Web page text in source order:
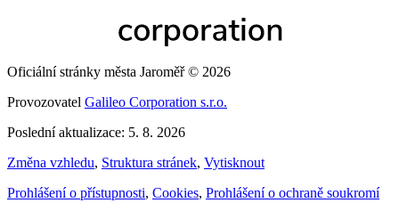
Oficiální stránky města Jaroměř © 2026
Provozovatel Galileo Corporation s.r.o.
Poslední aktualizace: 5. 8. 2026
Změna vzhledu, Struktura stránek, Vytisknout
Prohlášení o přístupnosti, Cookies, Prohlášení o ochraně soukromí